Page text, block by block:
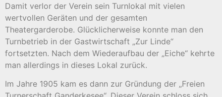
Damit verlor der Verein sein Turnlokal mit vielen
wertvollen Geräten und der gesamten
Theatergarderobe. Glücklicherweise konnte man den
Turnbetrieb in der Gastwirtschaft „Zur Linde“
fortsetzten. Nach dem Wiederaufbau der „Eiche“ kehrte
man allerdings in dieses Lokal zurück.
Im Jahre 1905 kam es dann zur Gründung der „Freien